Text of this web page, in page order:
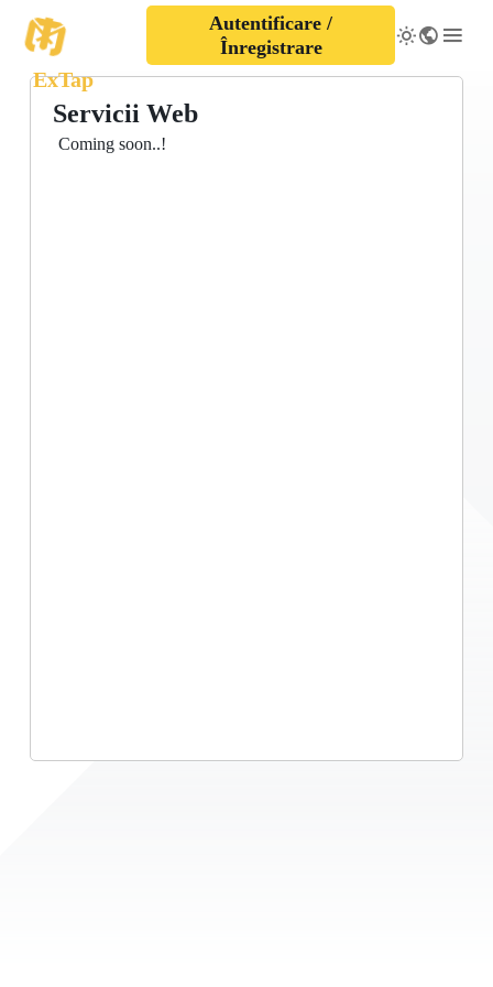
ExTap
Autentificare /
Înregistrare
Servicii Web
Coming soon..!